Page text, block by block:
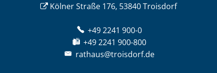
Kölner Straße 176, 53840 Troisdorf
+49 2241 900-0
+49 2241 900-800
rathaus@troisdorf.de